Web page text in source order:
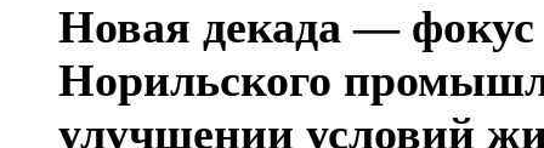
Новая декада — фокус
Норильского
улучшении условий